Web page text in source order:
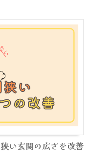
い玄関の広さを改善